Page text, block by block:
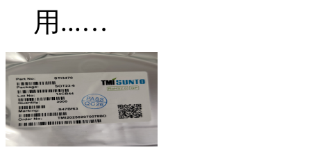
用...…